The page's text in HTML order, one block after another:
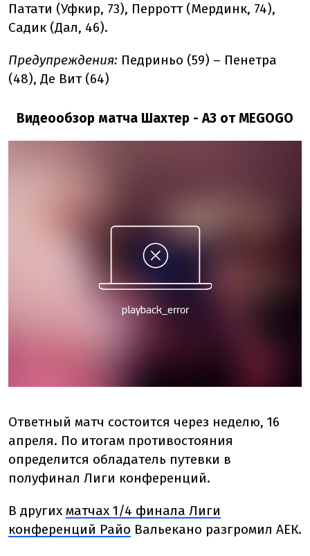
Патати (Уфкир, 73), Перротт (Мердинк, 74),
Садик (Дал, 46).
Предупреждения: Педриньо (59) – Пенетра
(48), Де Вит (64)
Видеообзор матча Шахтер - АЗ от MEGOGO
Ответный матч состоится через неделю, 16
апреля. По итогам противостояния
определится обладатель путевки в
полуфинал Лиги конференций.
В других матчах 1/4 финала Лиги
конференций Райо Вальекано разгромил АЕК.